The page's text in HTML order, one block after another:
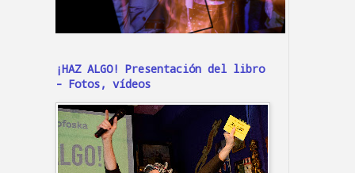
¡HAZ ALGO! Presentación del libro
- Fotos, vídeos